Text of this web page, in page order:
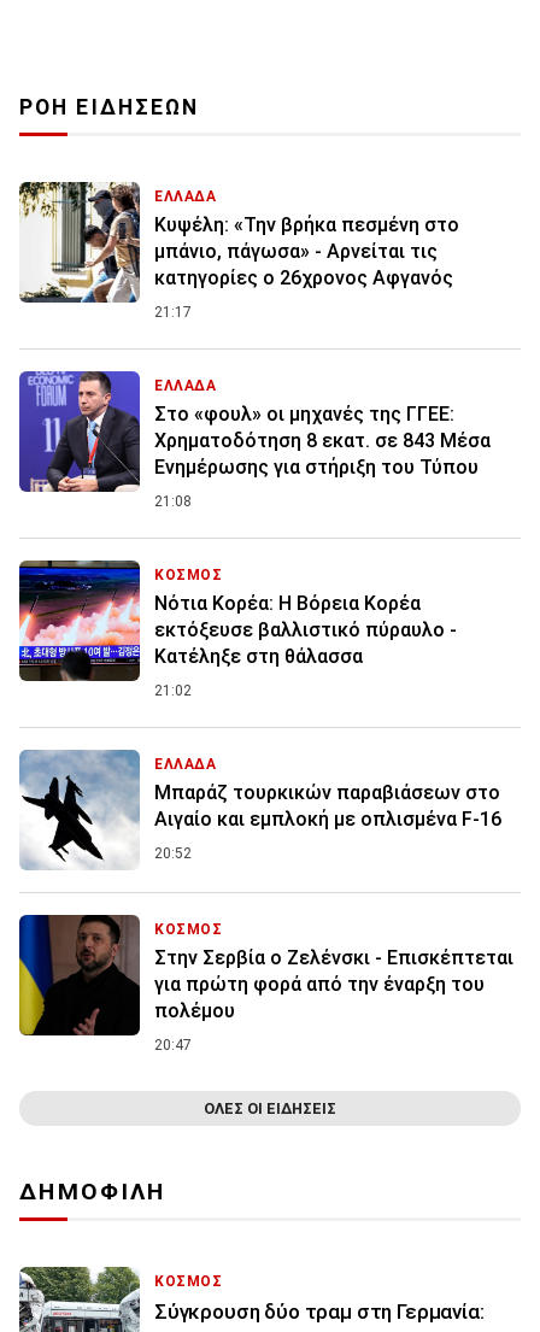
ΡΟΗ ΕΙΔΗΣΕΩΝ
ΕΛΛΑΔΑ
Κυψέλη: «Την βρήκα πεσμένη στο
μπάνιο, πάγωσα» - Αρνείται τις
κατηγορίες ο 26χρονος Αφγανός
21:17
ΕΛΛΑΔΑ
Στο «φουλ» οι μηχανές της ΓΓΕΕ:
Χρηματοδότηση 8 εκατ. σε 843 Μέσα
Ενημέρωσης για στήριξη του Τύπου
21:08
ΚΟΣΜΟΣ
Νότια Κορέα: Η Βόρεια Κορέα
εκτόξευσε βαλλιστικό πύραυλο -
Κατέληξε στη θάλασσα
21:02
ΕΛΛΑΔΑ
Μπαράζ τουρκικών παραβιάσεων στο
Αιγαίο και εμπλοκή με οπλισμένα F-16
20:52
ΚΟΣΜΟΣ
Στην Σερβία ο Ζελένσκι - Επισκέπτεται
για πρώτη φορά από την έναρξη του
πολέμου
20:47
ΟΛΕΣ ΟΙ ΕΙΔΗΣΕΙΣ
ΔΗΜΟΦΙΛΗ
ΚΟΣΜΟΣ
Σύγκρουση δύο τραμ στη Γερμανία: